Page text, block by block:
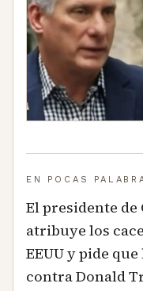
EN POCAS
El presidente de
atribuye los
EEUU y pide
contra Donald